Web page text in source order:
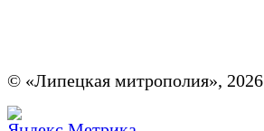
© «Липецкая митрополия», 2026